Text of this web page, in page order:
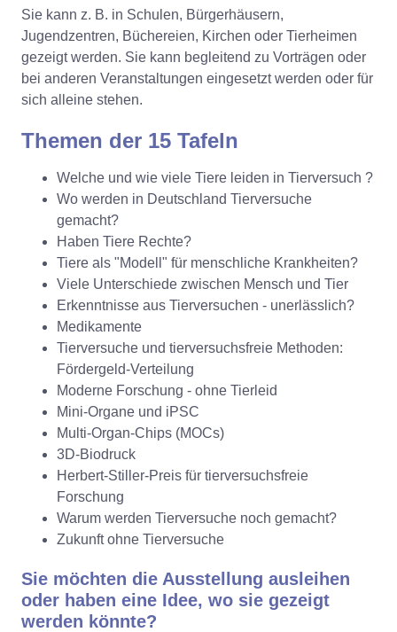
Sie kann z. B. in Schulen, Bürgerhäusern,
Jugendzentren, Büchereien, Kirchen oder Tierheimen
gezeigt werden. Sie kann begleitend zu Vorträgen oder
bei anderen Veranstaltungen eingesetzt werden oder für
sich alleine stehen.
Themen der 15 Tafeln
Welche und wie viele Tiere leiden in Tierversuch ?
Wo werden in Deutschland Tierversuche
gemacht?
Haben Tiere Rechte?
Tiere als "Modell" für menschliche Krankheiten?
Viele Unterschiede zwischen Mensch und Tier
Erkenntnisse aus Tierversuchen - unerlässlich?
Medikamente
Tierversuche und tierversuchsfreie Methoden:
Fördergeld-Verteilung
Moderne Forschung - ohne Tierleid
Mini-Organe und iPSC
Multi-Organ-Chips (MOCs)
3D-Biodruck
Herbert-Stiller-Preis für tierversuchsfreie
Forschung
Warum werden Tierversuche noch gemacht?
Zukunft ohne Tierversuche
Sie möchten die Ausstellung ausleihen
oder haben eine Idee, wo sie gezeigt
werden könnte?